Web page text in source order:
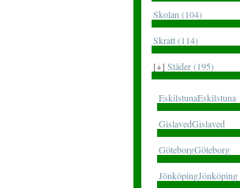
Skolan (104)
Skratt (114)
[+] Städer (195)
EskilstunaEskilstuna
GislavedGislaved
GöteborgGöteborg
JönköpingJönköping